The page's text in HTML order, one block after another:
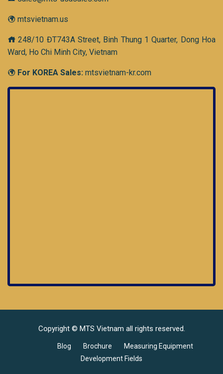
mtsvietnam.us
248/10 ĐT743A Street, Binh Thung 1 Quarter, Dong Hoa
Ward, Ho Chi Minh City, Vietnam
For KOREA Sales: mtsvietnam-kr.com
Copyright © MTS Vietnam all rights reserved.
Blog Brochure
Measuring Equipment
Development Fields